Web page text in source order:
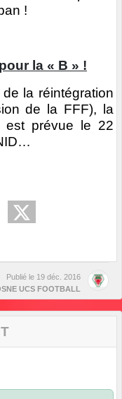
!
la « B » !
la réintégration
de la FFF), la
est prévue le 22
Publié le 19 déc. 2016
UCS FOOTBALL